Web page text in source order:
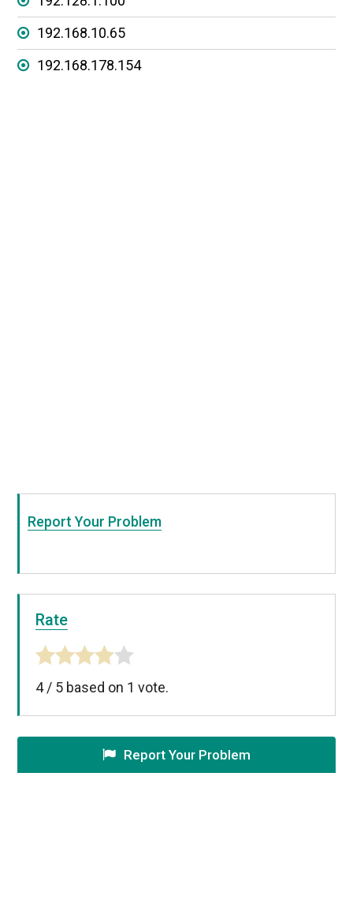
192.168.10.65
192.168.178.154
Report Your Problem
Rate
4/ 5 based on 1 vote.
Report Your Problem